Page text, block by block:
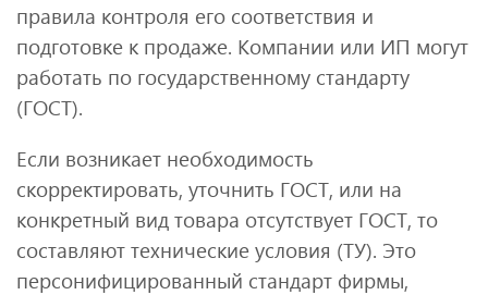
правила контроля его соответствия и
подготовке к продаже. Компании или ИП могут
работать по государственному стандарту
(ГОСТ).
Если возникает необходимость
скорректировать, уточнить ГОСТ, или на
конкретный вид товара отсутствует ГОСТ, то
составляют технические условия (ТУ). Это
персонифицированный стандарт фирмы,